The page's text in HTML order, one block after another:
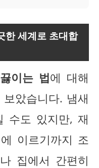
한 세계로 초대합
이는 법에 대해
았습니다. 냄새
수도 있지만, 재
이르기까지 조
집에서 간편히